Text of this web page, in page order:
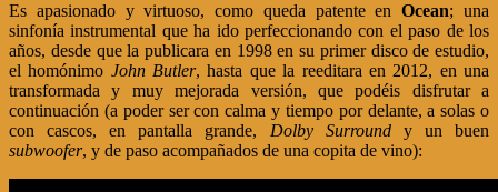
Es apasionado y virtuoso, como queda patente enOcean; una
sinfonía instrumental que ha ido perfeccionando con el paso de los
años, desde que la publicara en 1998 en su primer disco de estudio,
el homónimo John Butler, hasta que la reeditara en 2012, en una
transformada y muy mejorada versión, que podéis disfrutar a
continuación (a poder ser con calma y tiempo por delante, a solas o
con cascos, en pantalla grande, Dolby Surroundy un buen
subwoofer, y de paso acompañados de una copita de vino):